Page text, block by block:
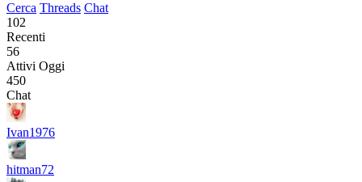
Cerca Threads Chat
102
Recenti
56
Attivi Oggi
450
Chat
Ivan1976
hitman72